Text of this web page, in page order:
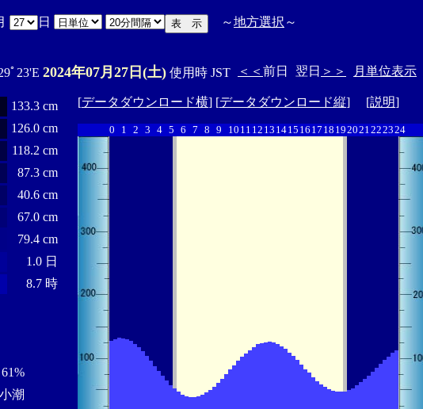
日 ～地方選択 ～
ﾟ23'E 2024年07月27日(土) 使用時 JST ＜＜ 前日 翌日 ＞＞ 月単位表示
133.3 cm
126.0 cm
118.2 cm
87.3 cm
40.6 cm
67.0 cm
79.4 cm
1.0 日
8.7 時
61%
小潮
[データダウンロード横] [データダウンロード縦] [説明]
0 1 2 3 4 5 6 7 8 9 10 11 12 13 1415 16 17 18 192021222324